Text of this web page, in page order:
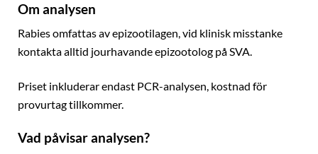
Om analysen
Rabies omfattas av epizootilagen, vid klinisk misstanke
kontakta alltid jourhavande epizootolog på SVA.
Priset inkluderar endast PCR-analysen, kostnad för
provurtag tillkommer.
Vad påvisar analysen?